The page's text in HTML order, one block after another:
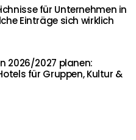
für Unternehmen in
Einträge sich wirklich
2026/2027 planen:
für Gruppen, Kultur &